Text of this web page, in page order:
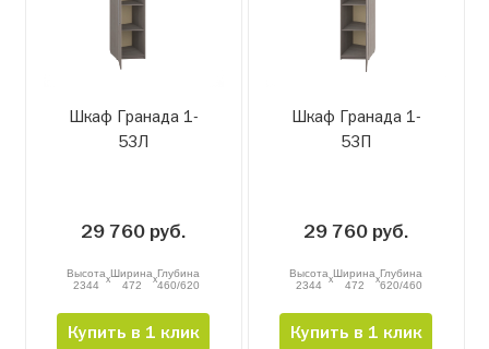
Шкаф Гранада 1-
53Л
29 760 руб.
Высота
2344
xШирина
472
xГлубина
460/620
Купить в 1 клик
Шкаф Гранада 1-
53П
29 760 руб.
Высота
2344
xШирина
472
xГлубина
620/460
Купить в 1 клик